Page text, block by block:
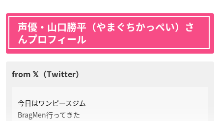
声優・山口勝平（やまぐちかっぺい）さ
んプロフィール
今日はワンピースジム
BragMen行ってきた